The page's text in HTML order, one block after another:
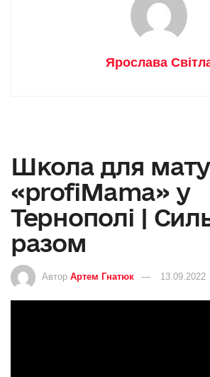
Ярослава
Школа для
«profiMama» у
Тернополі |
разом
Автор Артем Гнатюк 13.09.2022